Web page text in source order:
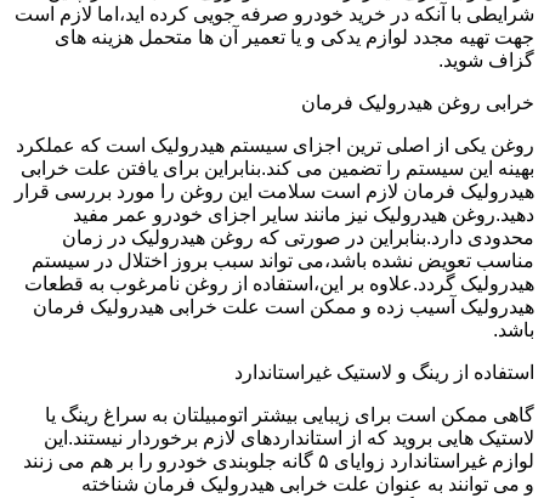
شرایطی با آنکه در خرید خودرو صرفه جویی کرده اید،اما لازم است
جهت تهیه مجدد لوازم یدکی و یا تعمیر آن ها متحمل هزینه های
گزاف شوید.
خرابی روغن هیدرولیک فرمان
روغن یکی از اصلی ترین اجزای سیستم هیدرولیک است که عملکرد
بهینه این سیستم را تضمین می کند.بنابراین برای یافتن علت خرابی
هیدرولیک فرمان لازم است سلامت این روغن را مورد بررسی قرار
دهید.روغن هیدرولیک نیز مانند سایر اجزای خودرو عمر مفید
محدودی دارد.بنابراین در صورتی که روغن هیدرولیک در زمان
مناسب تعویض نشده باشد،می تواند سبب بروز اختلال در سیستم
هیدرولیک گردد.علاوه بر این،استفاده از روغن نامرغوب به قطعات
هیدرولیک آسیب زده و ممکن است علت خرابی هیدرولیک فرمان
باشد.
استفاده از رینگ و لاستیک غیراستاندارد
گاهی ممکن است برای زیبایی بیشتر اتومبیلتان به سراغ رینگ یا
لاستیک هایی بروید که از استانداردهای لازم برخوردار نیستند.این
لوازم غیراستاندارد زوایای ۵ گانه جلوبندی خودرو را بر هم می زنند
و می توانند به عنوان علت خرابی هیدرولیک فرمان شناخته